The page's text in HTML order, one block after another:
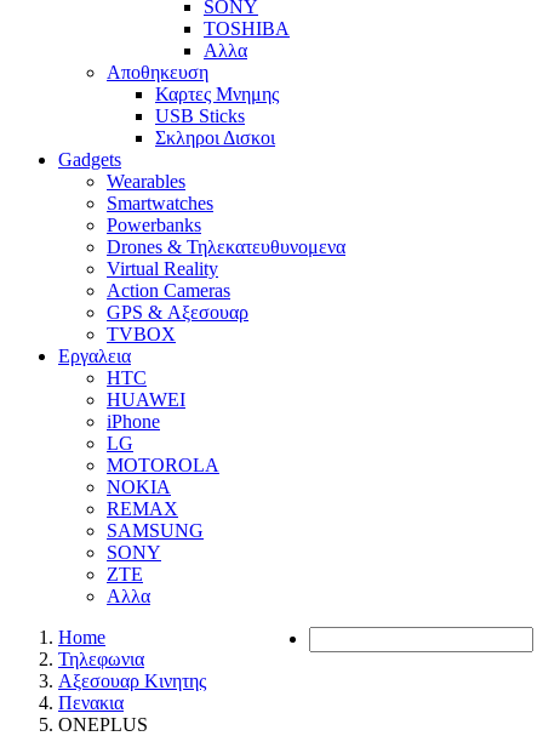
SONY
TOSHIBA
Αλλα
Αποθηκευση
Καρτες Μνημης
USB Sticks
Σκληροι Δισκοι
Gadgets
Wearables
Smartwatches
Powerbanks
Drones & Τηλεκατευθυνομενα
Virtual Reality
Action Cameras
GPS & Αξεσουαρ
TVBOX
Εργαλεια
HTC
HUAWEI
iPhone
LG
MOTOROLA
NOKIA
REMAX
SAMSUNG
SONY
ZTE
Αλλα
Home
Τηλεφωνια
Αξεσουαρ Κινητης
Πενακια
ONEPLUS